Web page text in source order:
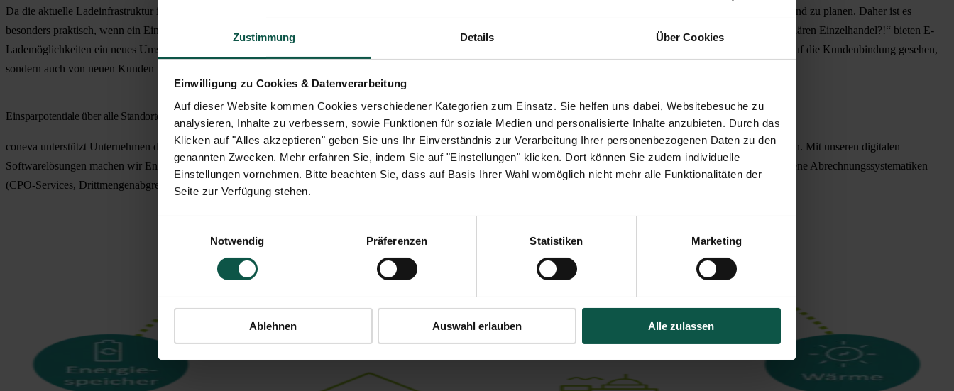
Zustimmung Details Über Cookies
Einwilligung zu Cookies & Datenverarbeitung
Auf dieser Website kommen Cookies verschiedener Kategorien zum Einsatz. Sie helfen uns dabei, Websitebesuche zu
analysieren, Inhalte zu verbessern, sowie Funktionen für soziale Medien und personalisierte Inhalte anzubieten. Durch das
Klicken auf "Alles akzeptieren" geben Sie uns Ihr Einverständnis zur Verarbeitung Ihrer personenbezogenen Daten zu den
genannten Zwecken. Mehr erfahren Sie, indem Sie auf "Einstellungen" klicken. Dort können Sie zudem individuelle
Einstellungen vornehmen. Bitte beachten Sie, dass auf Basis Ihrer Wahl womöglich nicht mehr alle Funktionalitäten der
Seite zur Verfügung stehen.
Notwendig
Präferenzen Statistiken Marketing
Ablehnen Auswahl erlauben Alle zulassen
Da die aktuelle Ladeinfrastruktur im öffentlichen Raum noch nicht weit genug ausgebaut ist, stehen Nutzer von Elektroautos vor der Herausforderung ihre Fahrten vorausschauend zu planen. Daher ist es
besonders praktisch, wenn ein Einkaufsbummel mit dem Aufladen des E-Autos verbindet werden kann. Laut der Studie des IFH Köln „E-Mobilität – ein Erfolgsfaktor im stationären Einzelhandel?!“ bieten E-
Lademöglichkeiten ein neues Umsatzpotential für viele Händler. Der Standort einer Ladestation neben einer Einkaufsmöglichkeit wird demnach nicht nur als positiver Einfluss auf die Kundenbindung gesehen,
sondern auch von neuen Kunden häufiger gezielt aufgesucht.
Einsparpotentiale über alle Standorte hinweg erkennen und Sektorenkopplung ideal ausnutzen
coneva unterstützt Unternehmen dabei, Energieverbräuche zu optimieren und selbstproduzierte Energie mit anderen Sektoren wie Kühlung oder E-Ladeinfrastruktur zu vernetzen. Mit unseren digitalen
Softwarelösungen machen wir Energieflüsse sichtbar und analysierbar. Dadurch wird eine nahtlose Integration ins Energie- und Lastmanagement sichergestellt, sowie verschiedene Abrechnungssystematiken
(CPO-Services, Drittmengenabgrenzung) berücksichtigt.